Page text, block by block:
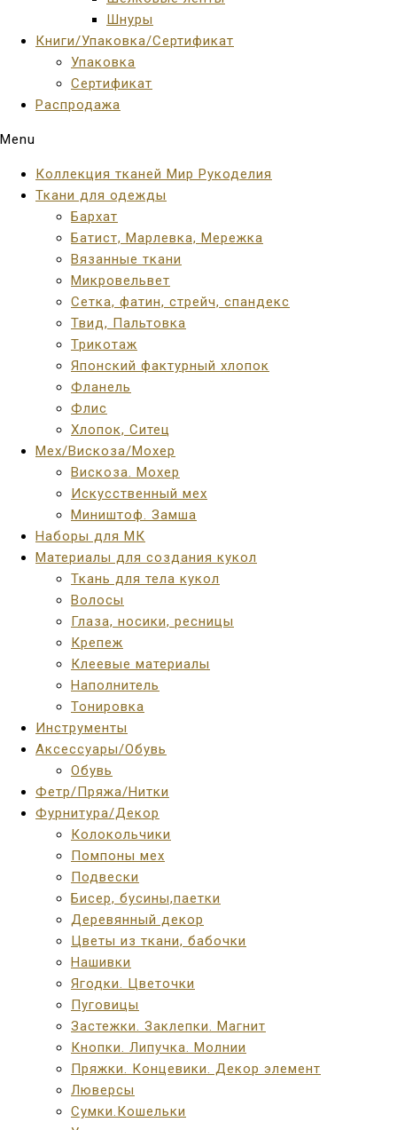
Шнуры
Книги/Упаковка/Сертификат
Упаковка
Сертификат
Распродажа
Menu
Коллекция тканей Мир Рукоделия
Ткани для одежды
Бархат
Батист, Марлевка, Мережка
Вязанные ткани
Микровельвет
Сетка, фатин, стрейч, спандекс
Твид, Пальтовка
Трикотаж
Японский фактурный хлопок
Фланель
Флис
Хлопок, Ситец
Мех/Вискоза/Мохер
Вискоза. Мохер
Искусственный мех
Миништоф. Замша
Наборы для МК
Материалы для создания кукол
Ткань для тела кукол
Волосы
Глаза, носики, ресницы
Крепеж
Клеевые материалы
Наполнитель
Тонировка
Инструменты
Аксессуары/Обувь
Обувь
Фетр/Пряжа/Нитки
Фурнитура/Декор
Колокольчики
Помпоны мех
Подвески
Бисер, бусины,паетки
Деревянный декор
Цветы из ткани, бабочки
Нашивки
Ягодки. Цветочки
Пуговицы
Застежки. Заклепки. Магнит
Кнопки. Липучка. Молнии
Пряжки. Концевики. Декор элемент
Люверсы
Сумки.Кошельки